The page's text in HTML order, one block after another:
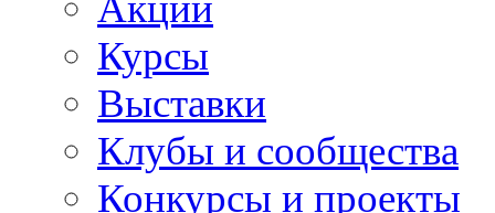
Курсы
Выставки
Клубы и сообщества
Конкурсы и проекты